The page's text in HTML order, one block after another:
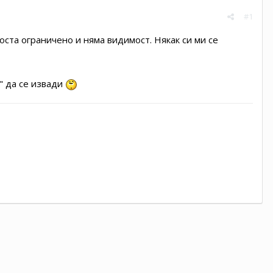
#1
ограничено и няма видимост. Някак си ми се
да се извади